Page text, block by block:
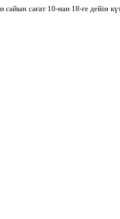
сағат 10-нан 18-ге дейін